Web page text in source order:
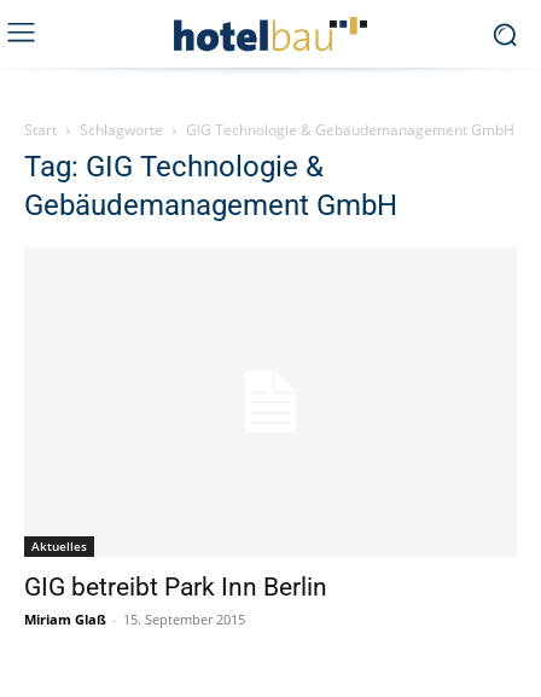
Start Schlagworte GIG Technologie & Gebäudemanagement GmbH
Tag: GIG Technologie &
Gebäudemanagement GmbH
Aktuelles
GIG betreibt Park Inn Berlin
Miriam Glaß - 15. September 2015